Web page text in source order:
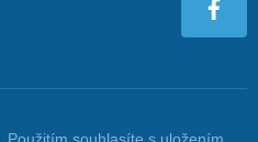
Použitím souhlasíte s uložením